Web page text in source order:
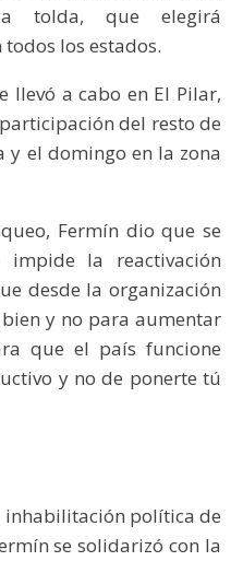
tolda, que elegirá
los estados.
llevó a cabo en El Pilar,
del resto de
y el domingo en la zona
Fermín dio que se
la reactivación
desde la organización
y no para aumentar
que el país funcione
y no de ponerte tú
inhabilitación política de
se solidarizó con la